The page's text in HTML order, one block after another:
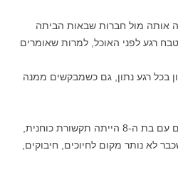
אותה מול חברות שבאות הביתה
רגע לפני האוכל, למרות שאומרים
בכל רגע נתון, גם כשמבקשים ממנה
כמעט כל התקשורת של ההורים עם בת ה-8 הייתה תקשורת כוחנית,
לא נותר מקום לחיוכים, חיבוקים,